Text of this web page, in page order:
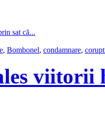
sat că...
, Bombonel, condamnare,
viitorii